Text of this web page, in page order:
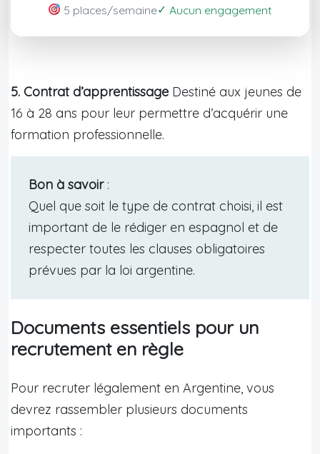
5 places/semaine✓ Aucun engagement
5. Contrat d’apprentissage Destiné aux jeunes de
16 à 28 ans pour leur permettre d’acquérir une
formation professionnelle.
Bon à savoir:
Quel que soit le type de contrat choisi, il est
important de le rédiger en espagnol et de
respecter toutes les clauses obligatoires
prévues par la loi argentine.
Documents essentiels pour un
recrutement en règle
Pour recruter légalement en Argentine, vous
devrez rassembler plusieurs documents
importants :